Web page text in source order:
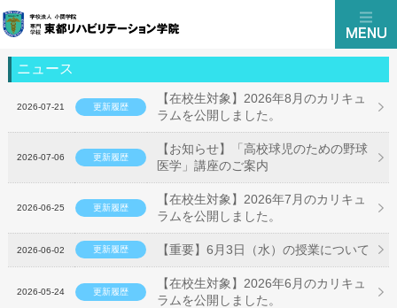
ニュース
2026-07-21 更新履歴
【在校生対象】2026年8月のカリキュ
ラムを公開しました。
2026-07-06 更新履歴
【お知らせ】「高校球児のための野球
医学」講座のご案内
2026-06-25 更新履歴
【在校生対象】2026年7月のカリキュ
ラムを公開しました。
2026-06-02 更新履歴 【重要】6月3日（水）の授業について
2026-05-24 更新履歴
【在校生対象】2026年6月のカリキュ
ラムを公開しました。